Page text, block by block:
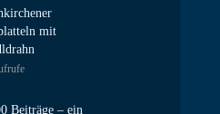
mit
Beiträge – ein